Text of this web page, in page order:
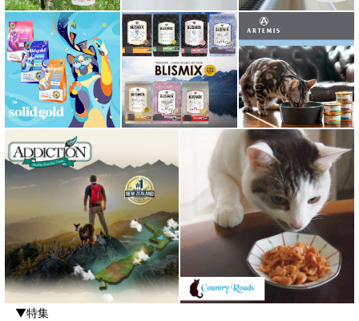
▼特集